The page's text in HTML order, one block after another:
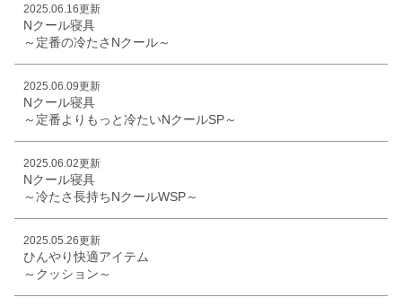
2025.06.16更新
Nクール寝具
～定番の冷たさNクール～
2025.06.09更新
Nクール寝具
～定番よりもっと冷たいNクールSP～
2025.06.02更新
Nクール寝具
～冷たさ長持ちNクールWSP～
2025.05.26更新
ひんやり快適アイテム
～クッション～